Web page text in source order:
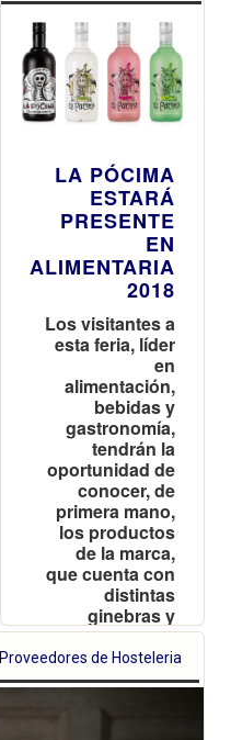
LA PÓCIMA
ESTARÁ
PRESENTE
EN
ALIMENTARIA
2018
Los visitantes a
esta feria, líder
en
alimentación,
bebidas y
gastronomía,
tendrán la
oportunidad de
conocer, de
primera mano,
los productos
de la marca,
que cuenta con
distintas
ginebras y
licores
Proveedores de Hosteleria